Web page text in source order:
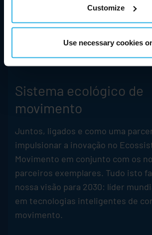
Customize
Use necessary cookies
Sistema ecológico de
movimento
Juntos, ligados e como uma
impulsionar a inovação no
Movimento em conjunto com os
parceiros exemplares. Tudo isto
nossa visão para 2030: líder
em tecnologias inteligentes de
movimento.